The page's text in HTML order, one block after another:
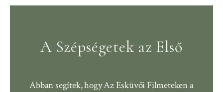
A Szépségetek az Első
Abban segítek, hogyAz Esküvői Filmeteken a